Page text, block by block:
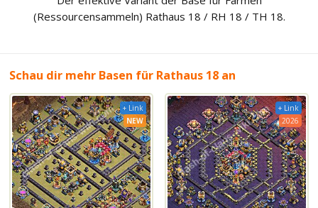
(Ressourcensammeln) Rathaus 18 / RH 18 / TH 18.
Schau dir mehr Basen für Rathaus 18 an
+ Link
NEW
+ Link
2026